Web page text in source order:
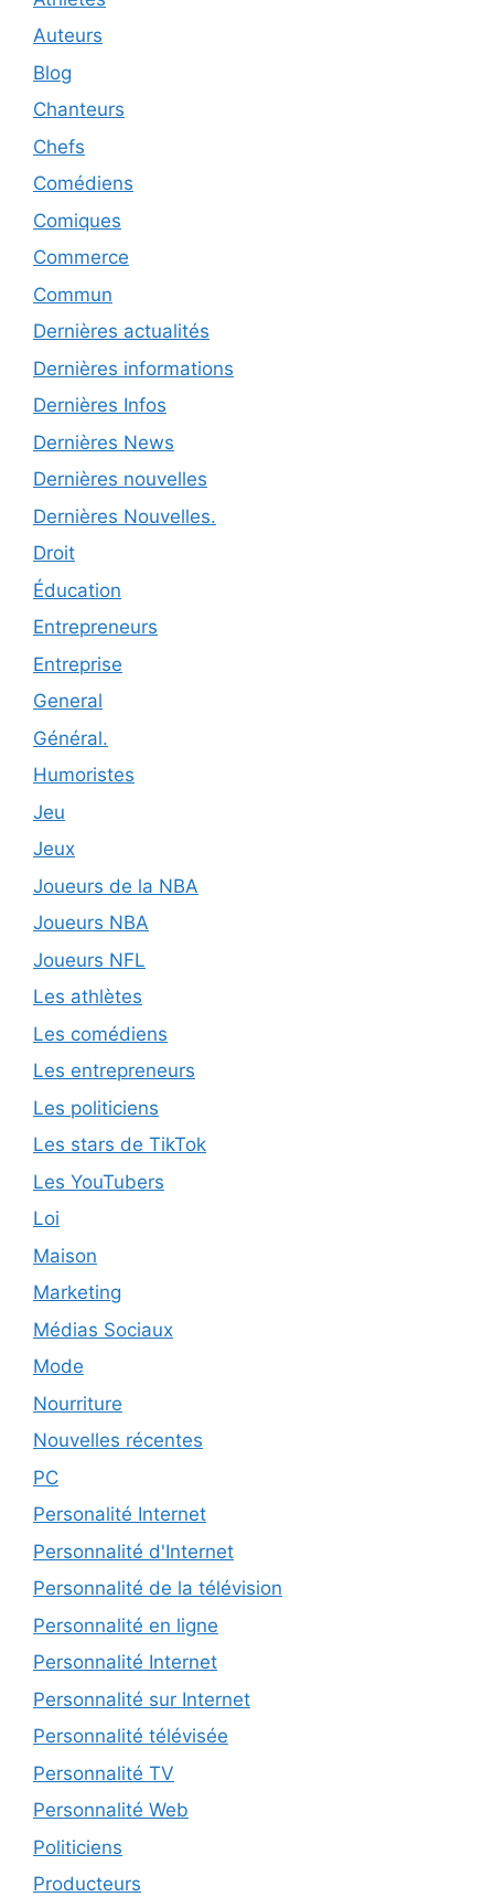
Auteurs
Blog
Chanteurs
Chefs
Comédiens
Comiques
Commerce
Commun
Dernières actualités
Dernières informations
Dernières Infos
Dernières News
Dernières nouvelles
Dernières Nouvelles.
Droit
Éducation
Entrepreneurs
Entreprise
General
Général.
Humoristes
Jeu
Jeux
Joueurs de la NBA
Joueurs NBA
Joueurs NFL
Les athlètes
Les comédiens
Les entrepreneurs
Les politiciens
Les stars de TikTok
Les YouTubers
Loi
Maison
Marketing
Médias Sociaux
Mode
Nourriture
Nouvelles récentes
PC
Personalité Internet
Personnalité d'Internet
Personnalité de la télévision
Personnalité en ligne
Personnalité Internet
Personnalité sur Internet
Personnalité télévisée
Personnalité TV
Personnalité Web
Politiciens
Producteurs